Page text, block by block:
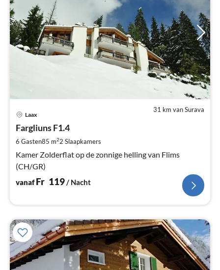
31 km van Surava
Laax
Fargliuns F1.4
6 Gasten85 m22 Slaapkamers
Kamer Zolderflat op de zonnige helling van Flims
(CH/GR)
vanaf Fr 119/ Nacht